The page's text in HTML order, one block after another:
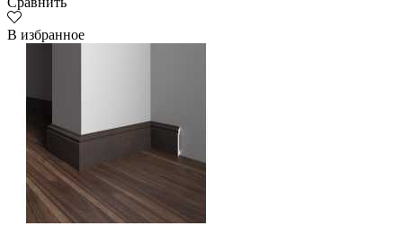
В избранное